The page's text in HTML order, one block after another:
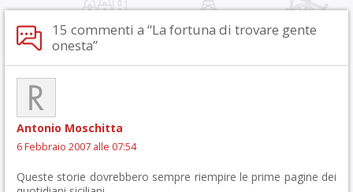
15 commenti a “La fortuna di trovare gente
onesta”
Antonio Moschitta
6 Febbraio 2007 alle 07:54
Queste storie dovrebbero sempre riempire le prime pagine dei